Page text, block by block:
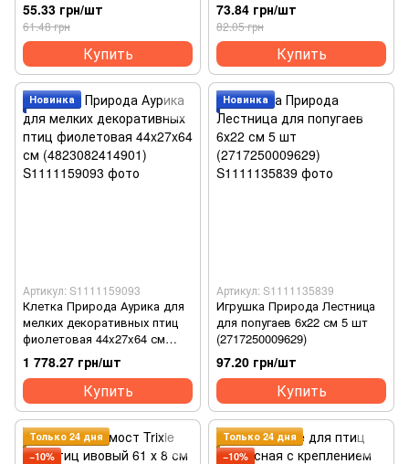
55.33 грн/шт
61.48 грн
Купить
73.84 грн/шт
82.05 грн
Купить
Новинка
Артикул: S1111159093
Клетка Природа Аурика для
мелких декоративных птиц
фиолетовая 44x27x64 см
(4823082414901)
1 778.27 грн/шт
Купить
Новинка
Артикул: S1111135839
Игрушка Природа Лестница
для попугаев 6х22 см 5 шт
(2717250009629)
97.20 грн/шт
Купить
Только 24 дня
−10%
Только 24 дня
−10%